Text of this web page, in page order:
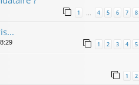
1 4 5 6 7 8
1 2 3 4 5
1 2